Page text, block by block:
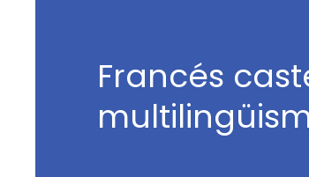
Francés